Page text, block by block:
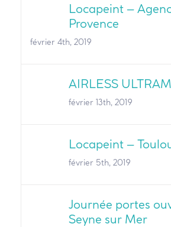
Locapeint –
Provence
février 4th, 2019
AIRLESS
février 13th, 2019
Locapeint –
février 5th, 2019
Journée portes
Seyne sur Mer